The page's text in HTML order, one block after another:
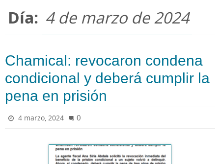
Día: 4 de marzo de 2024
Chamical: revocaron condena
condicional y deberá cumplir la
pena en prisión
4 marzo, 2024 0